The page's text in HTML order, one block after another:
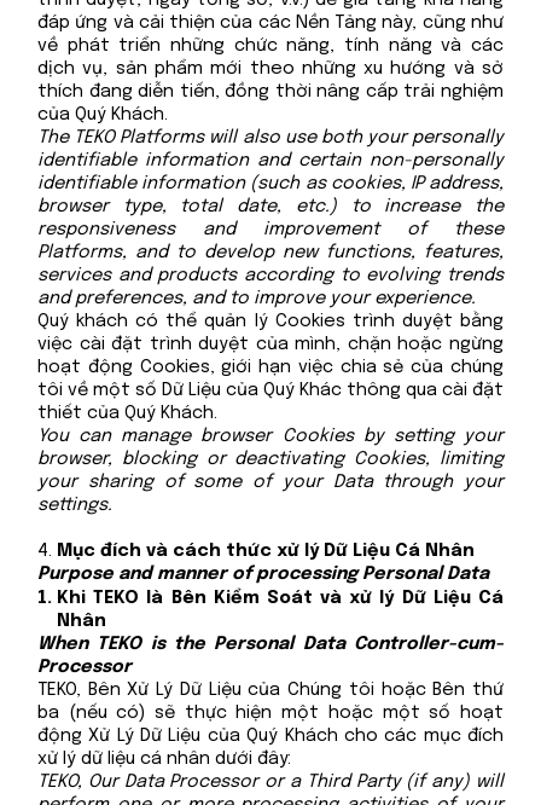
đáp ứng và cải thiện của các Nền Tảng này, cũng như
về phát triển những chức năng, tính năng và các
dịch vụ, sản phẩm mới theo những xu hướng và sở
thích đang diễn tiến, đồng thời nâng cấp trải nghiệm
của Quý Khách.
The TEKO Platforms will also use both your personally
identifiable information and certain non-personally
identifiable information (such as cookies, IP address,
browser type, total date, etc.)
to increase the
responsiveness and improvement of these
Platforms, and to develop new functions, features,
services and products according to evolving trends
and preferences, and to improve your experience.
Quý khách có thể quản lý Cookies trình duyệt bằng
việc cài đặt trình duyệt của mình, chặn hoặc ngừng
hoạt động Cookies, giới hạn việc chia sẻ của chúng
tôi về một số Dữ Liệu của Quý Khác thông qua cài đặt
thiết của Quý Khách.
You can manage browser Cookies by setting your
browser, blocking or deactivating Cookies, limiting
your sharing of some of your Data through your
settings.
Mục đích và cách thức xử lý Dữ Liệu Cá Nhân
Purpose and manner of processing Personal Data
Khi TEKO là Bên Kiểm Soát và xử lý Dữ Liệu Cá
Nhân
When TEKO is the Personal Data Controller-cum-
Processor
TEKO, Bên Xử Lý Dữ Liệu của Chúng tôi hoặc Bên thứ
ba (nếu có) sẽ thực hiện một hoặc một số hoạt
động Xử Lý Dữ Liệu của Quý Khách cho các mục đích
xử lý dữ liệu cá nhân dưới đây:
TEKO, Our Data Processor or a Third Party (if any) will